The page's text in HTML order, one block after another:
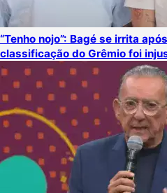
“Tenho nojo”: Bagé se irrita
classificação do Grêmio foi